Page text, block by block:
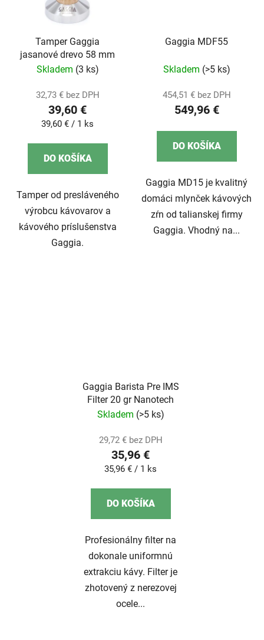
Tamper Gaggia
jasanové drevo 58 mm
Skladem (3 ks)
32,73 € bez DPH
39,60 €
Jednotková
39,60 € / 1 ks
DO KOŠÍKA
Tamper od presláveného
výrobcu kávovarov a
kávového príslušenstva
Gaggia.
Gaggia MDF55
Skladem (>5 ks)
454,51 € bez DPH
549,96 €
DO KOŠÍKA
Gaggia MD15 je kvalitný
domáci mlynček kávových
zŕn od talianskej firmy
Gaggia. Vhodný na...
Gaggia Barista Pre IMS
Filter 20 gr Nanotech
Skladem (>5 ks)
29,72 € bez DPH
35,96 €
Jednotková
35,96 € / 1 ks
DO KOŠÍKA
Profesionálny filter na
dokonale uniformnú
extrakciu kávy. Filter je
zhotovený z nerezovej
ocele...